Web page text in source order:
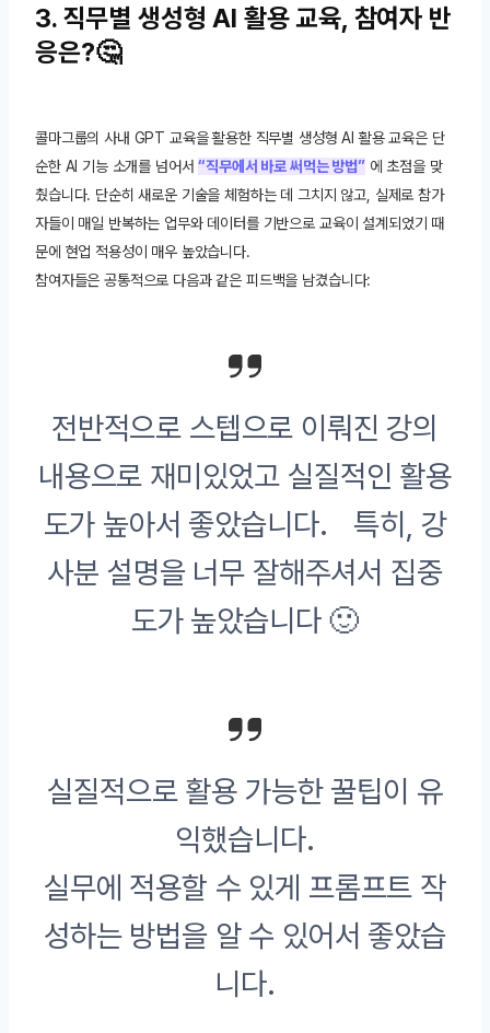
3. 직무별 생성형 AI 활용 교육, 참여자 반
응은?🤔
콜마그룹의 사내 GPT 교육을 활용한 직무별 생성형 AI 활용 교육은 단
순한 AI 기능 소개를 넘어서“직무에서 바로 써먹는 방법”에 초점을 맞
췄습니다. 단순히 새로운 기술을 체험하는 데 그치지 않고, 실제로 참가
자들이 매일 반복하는 업무와 데이터를 기반으로 교육이 설계되었기 때
문에 현업 적용성이 매우 높았습니다.
참여자들은 공통적으로 다음과 같은 피드백을 남겼습니다:
전반적으로 스텝으로 이뤄진 강의
내용으로 재미있었고 실질적인 활용
도가 높아서 좋았습니다. 특히, 강
사분 설명을 너무 잘해주셔서 집중
도가 높았습니다 🙂
실질적으로 활용 가능한 꿀팁이 유
익했습니다.
실무에 적용할 수 있게 프롬프트 작
성하는 방법을 알 수 있어서 좋았습
니다.